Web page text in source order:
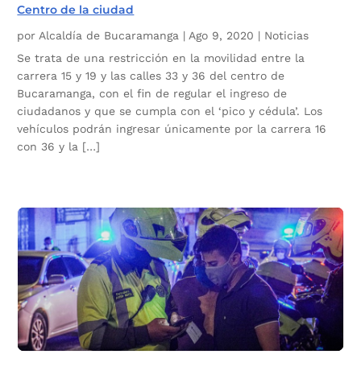
Centro de la ciudad
por Alcaldía de Bucaramanga | Ago 9, 2020 | Noticias
Se trata de una restricción en la movilidad entre la
carrera 15 y 19 y las calles 33 y 36 del centro de
Bucaramanga, con el fin de regular el ingreso de
ciudadanos y que se cumpla con el ‘pico y cédula’. Los
vehículos podrán ingresar únicamente por la carrera 16
con 36 y la […]